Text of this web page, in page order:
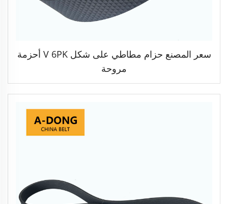
سعر المصنع حزام مطاطي على شكل V 6PK أحزمة
مروحة